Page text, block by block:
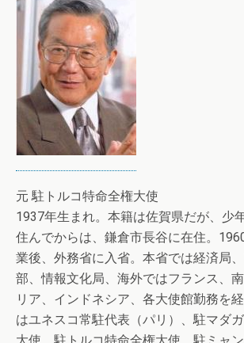
元 駐トルコ特命全権大使
1937年生まれ。本籍は佐賀県だが、少
住んでからは、鎌倉市長谷に在住。
業後、外務省に入省。本省では経済局
部、情報文化局、海外ではフランス、
リア、インドネシア、各大使館勤務を
はユネスコ常駐代表（パリ）、駐マダ